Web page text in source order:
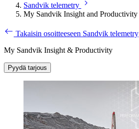
Sandvik telemetry
My Sandvik Insight and Productivity
Takaisin osoitteeseen Sandvik telemetry
My Sandvik Insight & Productivity
Pyydä tarjous